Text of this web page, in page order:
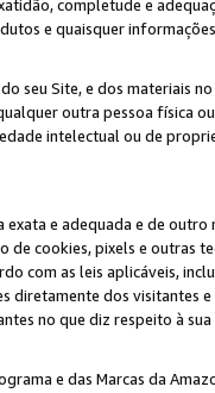
completude e
e quaisquer
seu Site, e dos materiais
outra pessoa física
intelectual ou de
e adequada e de
de cookies, pixels e outras
com as leis aplicáveis,
diretamente dos visitantes
no que diz respeito à
e das Marcas da